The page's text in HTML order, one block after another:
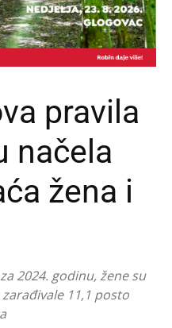
pravila
načela
žena i
2024. godinu, žene su
11,1 posto